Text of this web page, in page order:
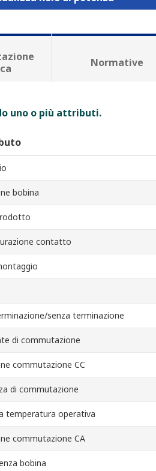
Normative
uno o più attributi.
bobina
contatto
senza terminazione
di commutazione
commutazione CC
di commutazione
temperatura operativa
commutazione CA
bobina